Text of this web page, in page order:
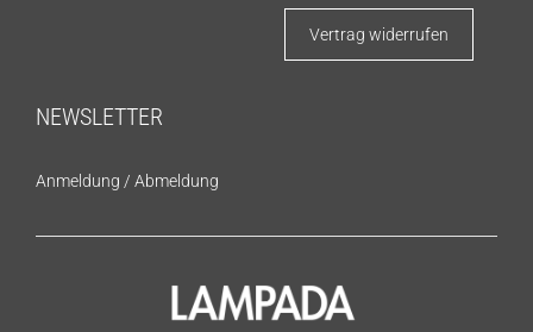
Vertrag widerrufen
NEWSLETTER
Anmeldung / Abmeldung